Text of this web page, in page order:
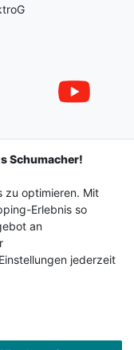
AGB
Kontakt
Alle Rechte
Schumacher!
zu optimieren. Mit
Erlebnis so
an
jederzeit